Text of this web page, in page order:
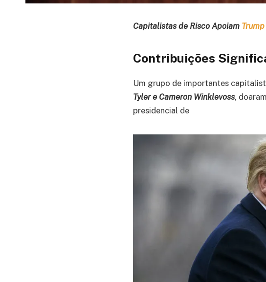
Capitalistas de Risco Apoiam Trump
Contribuições
Um grupo de importantes
Tyler e Cameron Winklevoss, doaram
presidencial de